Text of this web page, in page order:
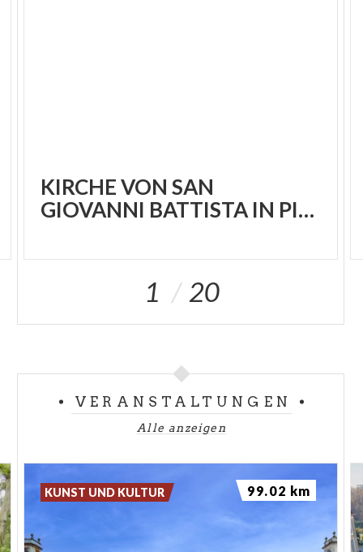
KIRCHE VON SAN
GIOVANNI BATTISTA IN PIEVE
1 20
VERANSTALTUNGEN
Alle anzeigen
KUNST UND KULTUR 99.02 km